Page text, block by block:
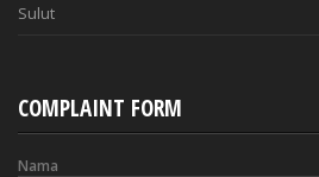
Sulut
COMPLAINT FORM
Nama